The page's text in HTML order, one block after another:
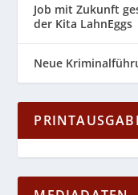
Job mit Zukunft
der Kita LahnEggs
Neue